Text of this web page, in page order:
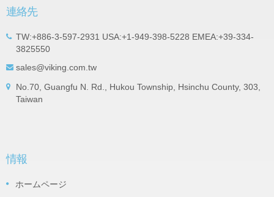
連絡先
TW:+886-3-597-2931 USA:+1-949-398-5228 EMEA:+39-334-
3825550
sales@viking.com.tw
No.70, Guangfu N. Rd., Hukou Township, Hsinchu County, 303,
Taiwan
情報
ホームページ